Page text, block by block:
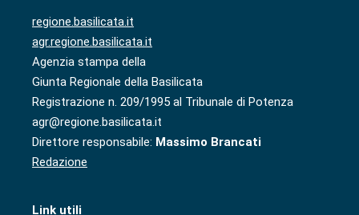
regione.basilicata.it
agr.regione.basilicata.it
Agenzia stampa della
Giunta Regionale della Basilicata
Registrazione n. 209/1995 al Tribunale di Potenza
agr@regione.basilicata.it
Direttore responsabile: Massimo Brancati
Redazione
Link utili